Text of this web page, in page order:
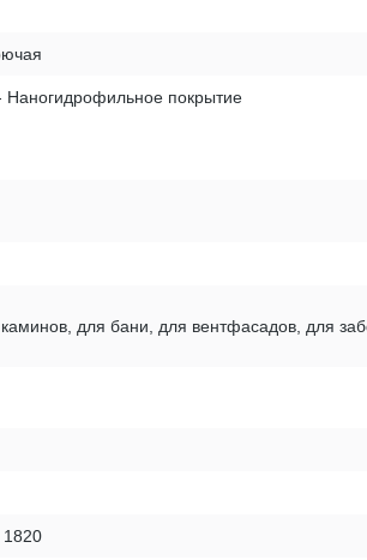
Наногидрофильное покрытие
для бани, для вентфасадов, для
1820